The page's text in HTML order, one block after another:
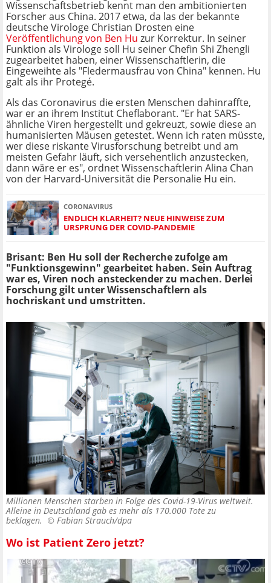
Wissenschaftsbetrieb kennt man den ambitionierten
Forscher aus China. 2017 etwa, da las der bekannte
deutsche Virologe Christian Drosten eine
Veröffentlichung von Ben Hu zur Korrektur. In seiner
Funktion als Virologe soll Hu seiner Chefin Shi Zhengli
zugearbeitet haben, einer Wissenschaftlerin, die
Eingeweihte als "Fledermausfrau von China" kennen. Hu
galt als ihr Protegé.
Als das Coronavirus die ersten Menschen dahinraffte,
war er an ihrem Institut Cheflaborant. "Er hat SARS-
ähnliche Viren hergestellt und gekreuzt, sowie diese an
humanisierten Mäusen getestet. Wenn ich raten müsste,
wer diese riskante Virusforschung betreibt und am
meisten Gefahr läuft, sich versehentlich anzustecken,
dann wäre er es", ordnet Wissenschaftlerin Alina Chan
von der Harvard-Universität die Personalie Hu ein.
CORONAVIRUS
ENDLICH KLARHEIT? NEUE HINWEISE ZUM
URSPRUNG DER COVID-PANDEMIE
Brisant: Ben Hu soll der Recherche zufolge am
"Funktionsgewinn" gearbeitet haben. Sein Auftrag
war es, Viren noch ansteckender zu machen. Derlei
Forschung gilt unter Wissenschaftlern als
hochriskant und umstritten.
Millionen Menschen starben in Folge des Covid-19-Virus weltweit.
Alleine in Deutschland gab es mehr als 170.000 Tote zu
beklagen. © Fabian Strauch/dpa
Wo ist Patient Zero jetzt?